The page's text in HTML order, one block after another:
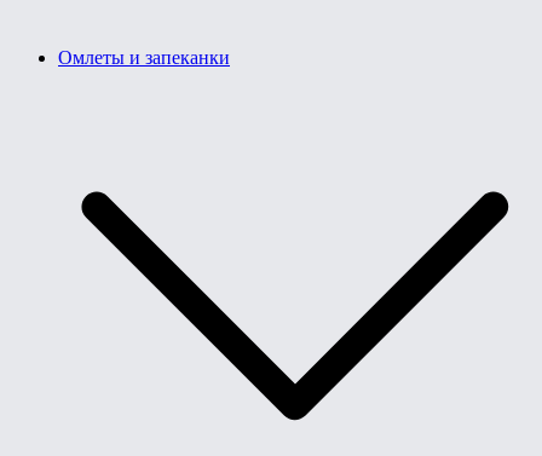
Омлеты и запеканки